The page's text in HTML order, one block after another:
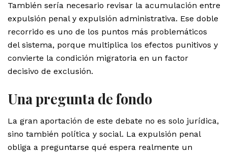
También sería necesario revisar la acumulación entre
expulsión penal y expulsión administrativa. Ese doble
recorrido es uno de los puntos más problemáticos
del sistema, porque multiplica los efectos punitivos y
convierte la condición migratoria en un factor
decisivo de exclusión.
Una pregunta de fondo
La gran aportación de este debate no es solo jurídica,
sino también política y social. La expulsión penal
obliga a preguntarse qué espera realmente un